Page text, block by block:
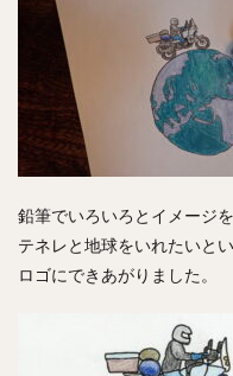
鉛筆でいろいろとイメージ
テネレと地球をいれたいと
ロゴにできあがりました。